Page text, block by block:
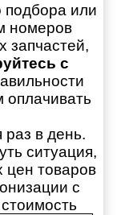
подбора или
номеров
запчастей,
с
в день.
ситуация,
цен товаров
с